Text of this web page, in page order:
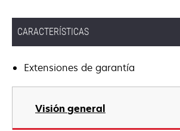
CARACTERÍSTICAS
Extensiones de garantía
Visión general